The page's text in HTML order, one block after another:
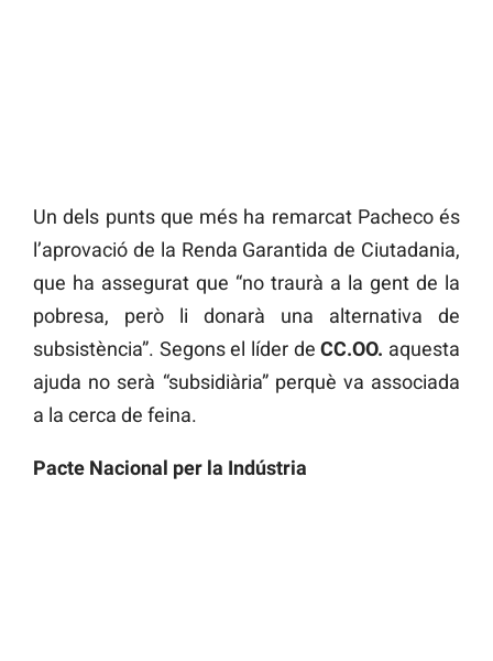
Un dels punts que més ha remarcat Pacheco és
l’aprovació de la Renda Garantida de Ciutadania,
que ha assegurat que “no traurà a la gent de la
pobresa, però li donarà una alternativa de
subsistència”. Segons el líder deCC.OO. aquesta
ajuda no serà “subsidiària” perquè va associada
a la cerca de feina.
Pacte Nacional per la Indústria